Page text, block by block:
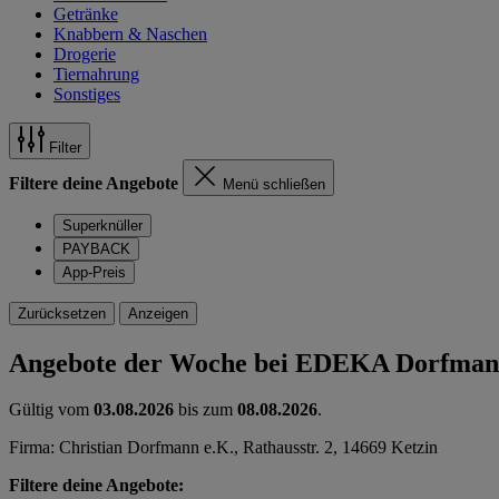
Getränke
Knabbern & Naschen
Drogerie
Tiernahrung
Sonstiges
Filter
Filtere deine Angebote Menü schließen
Superknüller
PAYBACK
App-Preis
Zurücksetzen Anzeigen
Angebote der Woche bei EDEKA
Gültig vom 03.08.2026 bis zum 08.08.2026.
Firma: Christian Dorfmann e.K., Rathausstr. 2, 14669 Ketzin
Filtere deine Angebote: